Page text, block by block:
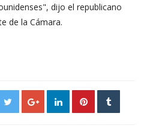
dijo el republicano
de la Cámara.